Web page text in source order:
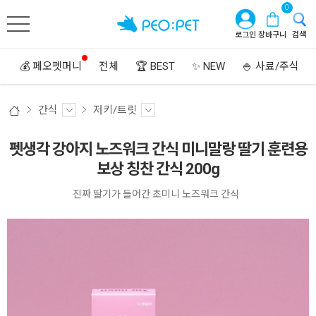
로그인 장바구니
0
검색
💰 페오펫머니 전체 🏆 BEST ✨ NEW 🍚 사료/주식
간식 저키/트릿
펫생각 강아지 노즈워크 간식 미니말랑 딸기 훈련용
보상 칭찬 간식 200g
진짜 딸기가 들어간 초미니 노즈워크 간식